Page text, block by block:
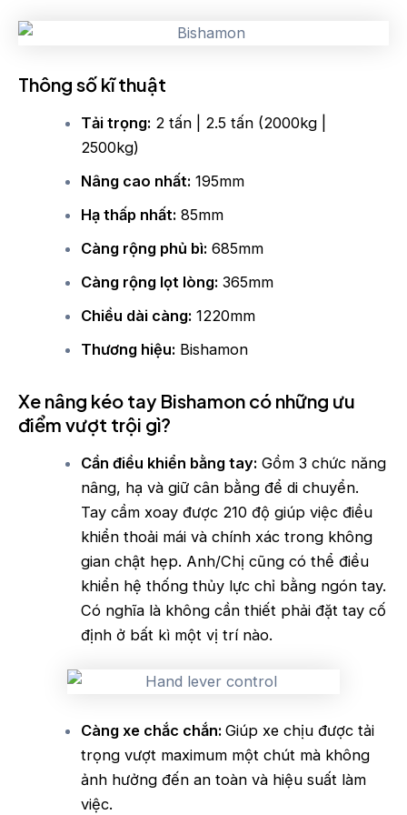
Thông số kĩ thuật
Tải trọng: 2 tấn | 2.5 tấn (2000kg |
2500kg)
Nâng cao nhất: 195mm
Hạ thấp nhất: 85mm
Càng rộng phủ bì: 685mm
Càng rộng lọt lòng: 365mm
Chiều dài càng: 1220mm
Thương hiệu: Bishamon
Xe nâng kéo tay Bishamon có những ưu
điểm vượt trội gì?
Cần điều khiển bằng tay: Gồm 3 chức năng
nâng, hạ và giữ cân bằng để di chuyển.
Tay cầm xoay được 210 độ giúp việc điều
khiển thoải mái và chính xác trong không
gian chật hẹp. Anh/Chị cũng có thể điều
khiển hệ thống thủy lực chỉ bằng ngón tay.
Có nghĩa là không cần thiết phải đặt tay cố
định ở bất kì một vị trí nào.
Càng xe chắc chắn:Giúp xe chịu được tải
trọng vượt maximum một chút mà không
ảnh hưởng đến an toàn và hiệu suất làm
việc.